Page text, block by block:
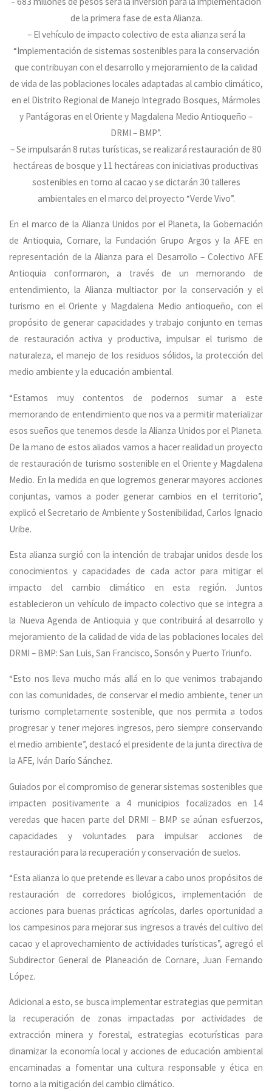
de la primera fase de esta Alianza.
– El vehículo de impacto colectivo de esta alianza será la
“Implementación de sistemas sostenibles para la conservación
que contribuyan con el desarrollo y mejoramiento de la calidad
de vida de las poblaciones locales adaptadas al cambio climático,
en el Distrito Regional de Manejo Integrado Bosques, Mármoles
y Pantágoras en el Oriente y Magdalena Medio Antioqueño –
DRMI – BMP”.
– Se impulsarán 8 rutas turísticas, se realizará restauración de 80
hectáreas de bosque y 11 hectáreas con iniciativas productivas
sostenibles en torno al cacao y se dictarán 30 talleres
ambientales en el marco del proyecto “Verde Vivo”.
En el marco de la Alianza Unidos por el Planeta, la Gobernación
de Antioquia, Cornare, la Fundación Grupo Argos y la AFE en
representación de la Alianza para el Desarrollo – Colectivo AFE
Antioquia conformaron, a través de un memorando de
entendimiento, la Alianza multiactor por la conservación y el
turismo en el Oriente y Magdalena Medio antioqueño, con el
propósito de generar capacidades y trabajo conjunto en temas
de restauración activa y productiva, impulsar el turismo de
naturaleza, el manejo de los residuos sólidos, la protección del
medio ambiente y la educación ambiental.
“Estamos muy contentos de podernos sumar a este
memorando de entendimiento que nos va a permitir materializar
esos sueños que tenemos desde la Alianza Unidos por el Planeta.
De la mano de estos aliados vamos a hacer realidad un proyecto
de restauración de turismo sostenible en el Oriente y Magdalena
Medio. En la medida en que logremos generar mayores acciones
conjuntas, vamos a poder generar cambios en el territorio”,
explicó el Secretario de Ambiente y Sostenibilidad, Carlos Ignacio
Uribe.
Esta alianza surgió con la intención de trabajar unidos desde los
conocimientos y capacidades de cada actor para mitigar el
impacto del cambio climático en esta región. Juntos
establecieron un vehículo de impacto colectivo que se integra a
la Nueva Agenda de Antioquia y que contribuirá al desarrollo y
mejoramiento de la calidad de vida de las poblaciones locales del
DRMI – BMP: San Luis, San Francisco, Sonsón y Puerto Triunfo.
“Esto nos lleva mucho más allá en lo que venimos trabajando
con las comunidades, de conservar el medio ambiente, tener un
turismo completamente sostenible, que nos permita a todos
progresar y tener mejores ingresos, pero siempre conservando
el medio ambiente”, destacó el presidente de la junta directiva de
la AFE, Iván Darío Sánchez.
Guiados por el compromiso de generar sistemas sostenibles que
impacten positivamente a 4 municipios focalizados en 14
veredas que hacen parte del DRMI – BMP se aúnan esfuerzos,
capacidades y voluntades para impulsar acciones de
restauración para la recuperación y conservación de suelos.
“Esta alianza lo que pretende es llevar a cabo unos propósitos de
restauración de corredores biológicos, implementación de
acciones para buenas prácticas agrícolas, darles oportunidad a
los campesinos para mejorar sus ingresos a través del cultivo del
cacao y el aprovechamiento de actividades turísticas”, agregó el
Subdirector General de Planeación de Cornare, Juan Fernando
López.
Adicional a esto, se busca implementar estrategias que permitan
la recuperación de zonas impactadas por actividades de
extracción minera y forestal, estrategias ecoturísticas para
dinamizar la economía local y acciones de educación ambiental
encaminadas a fomentar una cultura responsable y ética en
torno a la mitigación del cambio climático.